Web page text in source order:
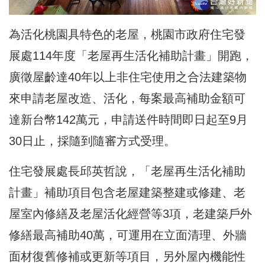
為活化桃園具特色的老屋，桃園市政府住宅發
展處114年度「老屋再生活化補助計畫」開跑，
廣徵屋齡達40年以上非住宅使用之合法建築物
來申請老屋改造、活化，每案最高補助金額可
達新台幣142萬元，申請送件時間即日起至9月
30日止，採隨到隨審方式受理。
住宅發展處長邱英哲說，「老屋再生活化補助
計畫」補助項目包含老屋建築整建或修建、老
屋室內修繕及老屋活化經營等3項，老建築戶外
修繕最高補助40萬，可運用在立面清理、外牆
面材復舊修補或更新等項目，另外屋內機能性